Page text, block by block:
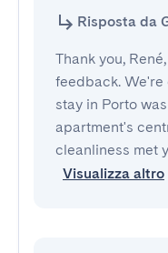
Risposta da
Thank you,
feedback.
stay in Porto
apartment's
cleanliness met
Visualizza altro